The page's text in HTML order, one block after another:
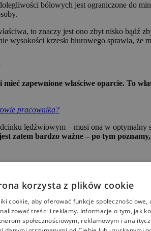
bólowych jest ograniczone do
to znaczy jest ono zbyt nisko bądź
krzesła biurowego sprawia, że
zapewnione właściwe oparcie. To
pracownika?
lędźwiowym – musi ona w optymalny
zatem bardzo ważne – po tym
każdego profesjonalnego krzesła
do krzywizny kręgosłupa, zachowanie
korzysta z plików cookie
cookie, aby oferować funkcje
treści i reklamy. Informacje o tym, jak
społecznościowym, reklamowym i